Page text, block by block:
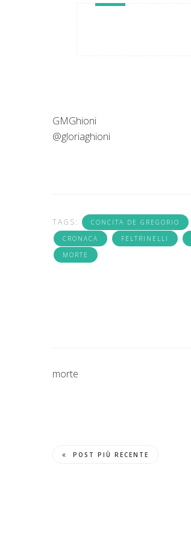
GMGhioni
@gloriaghioni
TAGS: CONCITA DE GREGORIO
CRONACA
FELTRINELLI
MORTE
morte
POST PIÙ RECENTE